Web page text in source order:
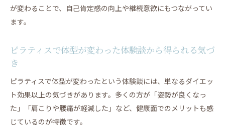
が変わることで、自己肯定感の向上や継続意欲にもつながってい
ます。
ピラティスで体型が変わった体験談から得られる気づ
き
ピラティスで体型が変わったという体験談には、単なるダイエッ
ト効果以上の気づきがあります。多くの方が「姿勢が良くなっ
た」「肩こりや腰痛が軽減した」など、健康面でのメリットも感
じているのが特徴です。